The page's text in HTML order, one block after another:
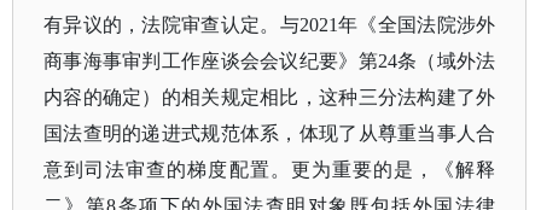
有异议的，法院审查认定。与2021年《全国法院涉外
商事海事审判工作座谈会会议纪要》第24条（域外法
内容的确定）的相关规定相比，这种三分法构建了外
国法查明的递进式规范体系，体现了从尊重当事人合
意到司法审查的梯度配置。更为重要的是，《解释
二》第8条项下的外国法查明对象既包括外国法律